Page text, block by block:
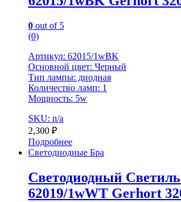
0 out of 5
(0)
Артикул: 62015/1wBK
Основной цвет: Черный
Тип лампы: диодная
Количество ламп: 1
Мощность: 5w
SKU: n/a
2,300 ₽
Подробнее
Светодиодные Бра
Светодиодный
62019/1wWT Gerhort